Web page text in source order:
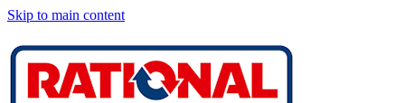
Skip to main content